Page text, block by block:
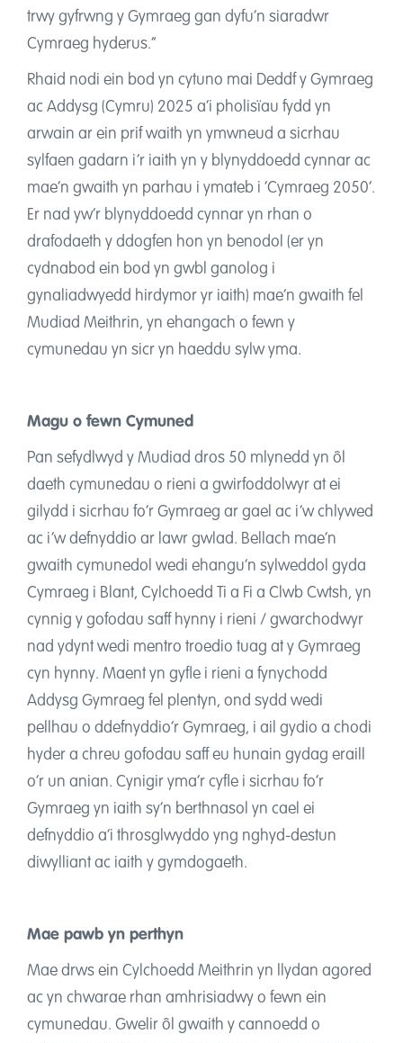
trwy gyfrwng y Gymraeg gan dyfu’n siaradwr
Cymraeg hyderus.”
Rhaid nodi ein bod yn cytuno mai Deddf y Gymraeg
ac Addysg (Cymru) 2025 a’i pholisïau fydd yn
arwain ar ein prif waith yn ymwneud a sicrhau
sylfaen gadarn i’r iaith yn y blynyddoedd cynnar ac
mae’n gwaith yn parhau i ymateb i ‘Cymraeg 2050’.
Er nad yw’r blynyddoedd cynnar yn rhan o
drafodaeth y ddogfen hon yn benodol (er yn
cydnabod ein bod yn gwbl ganolog i
gynaliadwyedd hirdymor yr iaith) mae’n gwaith fel
Mudiad Meithrin, yn ehangach o fewn y
cymunedau yn sicr yn haeddu sylw yma.
Magu o fewn Cymuned
Pan sefydlwyd y Mudiad dros 50 mlynedd yn ôl
daeth cymunedau o rieni a gwirfoddolwyr at ei
gilydd i sicrhau fo’r Gymraeg ar gael ac i’w chlywed
ac i’w defnyddio ar lawr gwlad. Bellach mae’n
gwaith cymunedol wedi ehangu’n sylweddol gyda
Cymraeg i Blant, Cylchoedd Ti a Fi a Clwb Cwtsh, yn
cynnig y gofodau saff hynny i rieni / gwarchodwyr
nad ydynt wedi mentro troedio tuag at y Gymraeg
cyn hynny. Maent yn gyfle i rieni a fynychodd
Addysg Gymraeg fel plentyn, ond sydd wedi
pellhau o ddefnyddio’r Gymraeg, i ail gydio a chodi
hyder a chreu gofodau saff eu hunain gydag eraill
o’r un anian. Cynigir yma’r cyfle i sicrhau fo’r
Gymraeg yn iaith sy’n berthnasol yn cael ei
defnyddio a’i throsglwyddo yng nghyd-destun
diwylliant ac iaith y gymdogaeth.
Mae pawb yn perthyn
Mae drws ein Cylchoedd Meithrin yn llydan agored
ac yn chwarae rhan amhrisiadwy o fewn ein
cymunedau. Gwelir ôl gwaith y cannoedd o